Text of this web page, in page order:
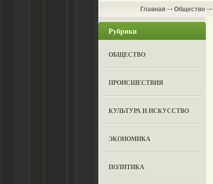
Главная Общество
Рубрики
ОБЩЕСТВО
ПРОИСШЕСТВИЯ
КУЛЬТУРА И ИСКУССТВО
ЭКОНОМИКА
ПОЛИТИКА